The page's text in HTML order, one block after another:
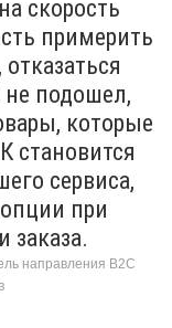
скорость
примерить
не подошел,
которые
становится
сервиса,
при
заказа.
направления B2C